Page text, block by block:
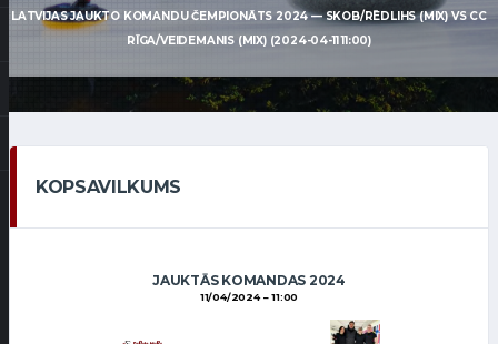
LATVIJAS JAUKTO KOMANDU ČEMPIONĀTS 2024 — SKOB/RĒDLIHS (MIX) VS CC
RĪGA/VEIDEMANIS (MIX) (2024-04-11 11:00)
KOPSAVILKUMS
JAUKTĀS KOMANDAS 2024
11/04/2024 11:00